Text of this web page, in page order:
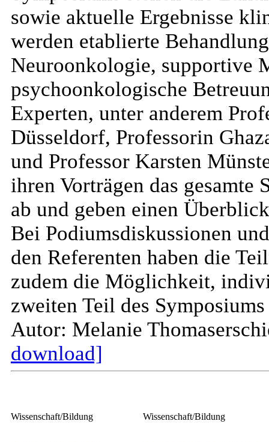
sowie aktuelle Ergebnisse
werden etablierte
Neuroonkologie, supportive
psychoonkologische
Experten, unter anderem
Düsseldorf, Professorin
und Professor Karsten
ihren Vorträgen das
ab und geben einen
Bei Podiumsdiskussionen
den Referenten haben die
zudem die Möglichkeit,
zweiten Teil des
Autor: Melanie Thomas
download]
Wissenschaft/Bildung Wissenschaft/Bildung